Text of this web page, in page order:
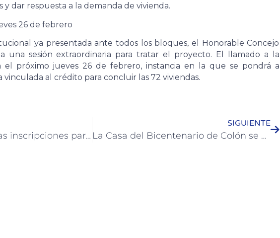
y dar respuesta a la demanda de vivienda.
26 de febrero
ya presentada ante todos los bloques, el Honorable Concejo
una sesión extraordinaria para tratar el proyecto. El llamado a la
el próximo jueves 26 de febrero, instancia en la que se pondrá a
vinculada al crédito para concluir las 72 viviendas.
El municipio abre las inscripciones para las Escuelas Deportivas Municipales 2026
SIGUIENTE
La Casa del Bicentenario de Colón se prepara para una noche de jazz internacional